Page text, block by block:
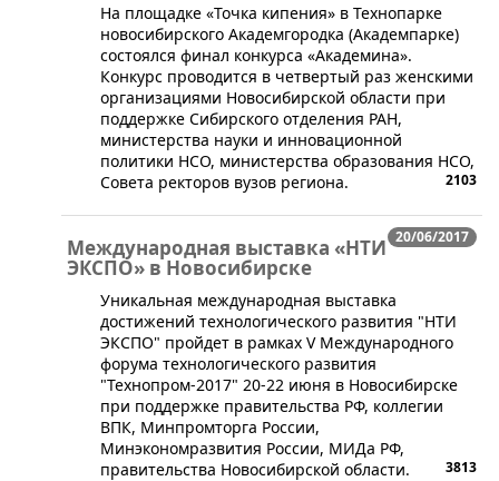
​​На площадке «Точка кипения» в Технопарке
новосибирского Академгородка (Академпарке)
состоялся финал конкурса «Академина».
Конкурс проводится в четвертый раз женскими
организациями Новосибирской области при
поддержке Сибирского отделения РАН,
министерства науки и инновационной
политики НСО, министерства образования НСО,
Совета ректоров вузов региона.
2103
20/06/2017
Международная выставка «НТИ
ЭКСПО» в Новосибирске
​​​Уникальная международная выставка
достижений технологического развития "НТИ
ЭКСПО" пройдет в рамках V Международного
форума технологического развития
"Технопром-2017" 20-22 июня в Новосибирске
при поддержке правительства РФ, коллегии
ВПК, Минпромторга России,
Минэкономразвития России, МИДа РФ,
правительства Новосибирской области.
3813